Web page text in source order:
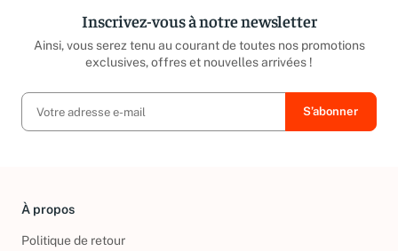
Inscrivez-vous à notre newsletter
Ainsi, vous serez tenu au courant de toutes nos promotions
exclusives, offres et nouvelles arrivées !
À propos
Politique de retour